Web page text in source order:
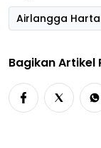
Airlangga
Bagikan Artikel